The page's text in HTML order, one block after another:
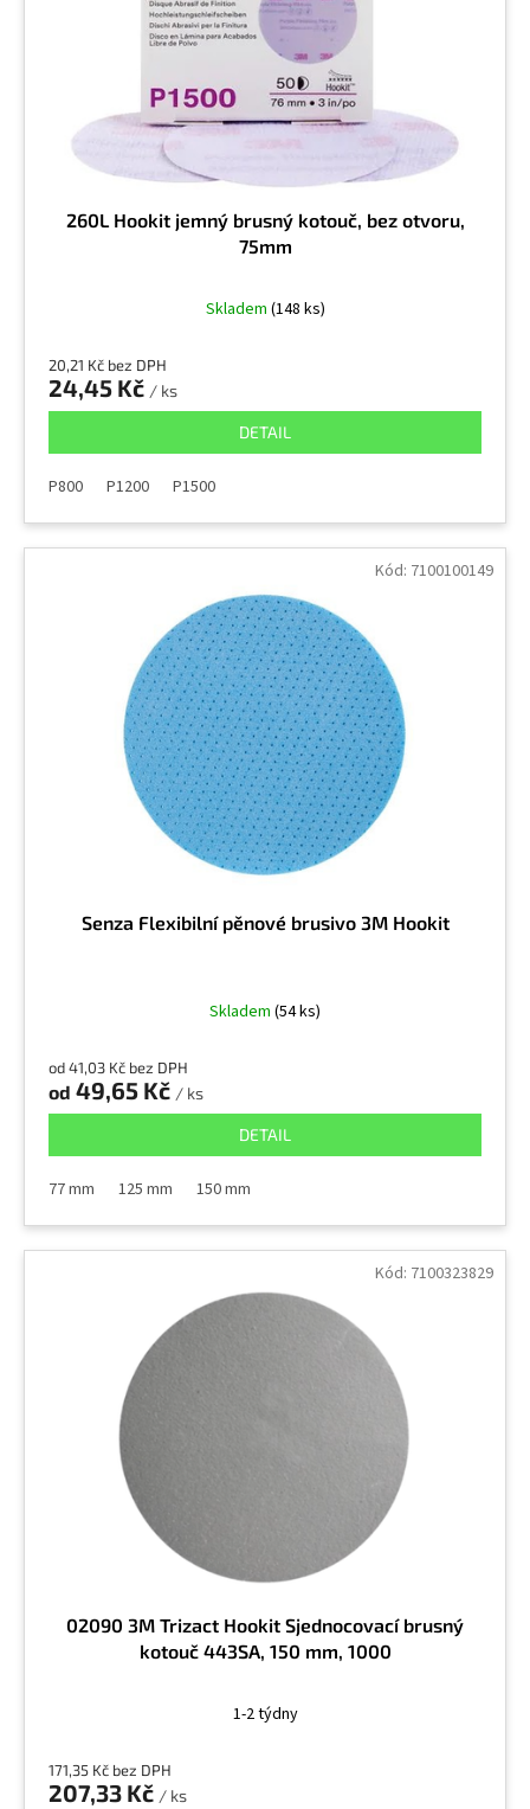
260L Hookit jemný brusný kotouč, bez otvoru,
75mm
Skladem (148 ks)
20,21 Kč bez DPH
24,45 Kč / ks
DETAIL
P800 P1200 P1500
Senza Flexibilní pěnové brusivo 3M Hookit
Skladem (54 ks)
od 41,03 Kč bez DPH
od 49,65 Kč / ks
DETAIL
77 mm 125 mm 150 mm
Kód: 7100100149
02090 3M Trizact Hookit Sjednocovací brusný
kotouč 443SA, 150 mm, 1000
1-2 týdny
171,35 Kč bez DPH
207,33 Kč / ks
Kód: 7100323829